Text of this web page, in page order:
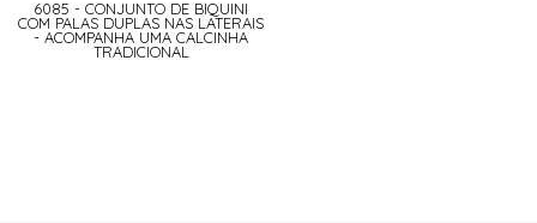
6085 - CONJUNTO DE BIQUINI
COM PALAS DUPLAS NAS LATERAIS
- ACOMPANHA UMA CALCINHA
TRADICIONAL